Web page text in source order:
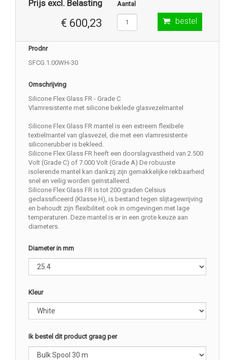
Prijs excl. Belasting
€ 600,23
Aantal
bestel
Prodnr
SFCG.1.00WH-30
Omschrijving
Silicone Flex Glass FR - Grade C
Vlamresistente met silicone beklede glasvezelmantel
Silicone Flex Glass FR mantel is een extreem flexibele
textielmantel van glasvezel, die met een vlamresistente
siliconerubber is bekleed.
Silicone Flex Glass FR heeft een doorslagvastheid van 2.500
Volt (Grade C) of 7.000 Volt (Grade A) De robuuste
isolerende mantel kan dankzij zijn gemakkelijke rekbaarheid
snel en veilig worden geïnstalleerd.
Silicone Flex Glass FR is tot 200 graden Celsius
geclassificeerd (Klasse H), is bestand tegen slijtagewrijving
en behoudt zijn flexibiliteit ook in omgevingen met lage
temperaturen. Deze mantel is er in een grote keuze aan
diameters.
Diameter in mm
Kleur
Ik bestel dit product graag per